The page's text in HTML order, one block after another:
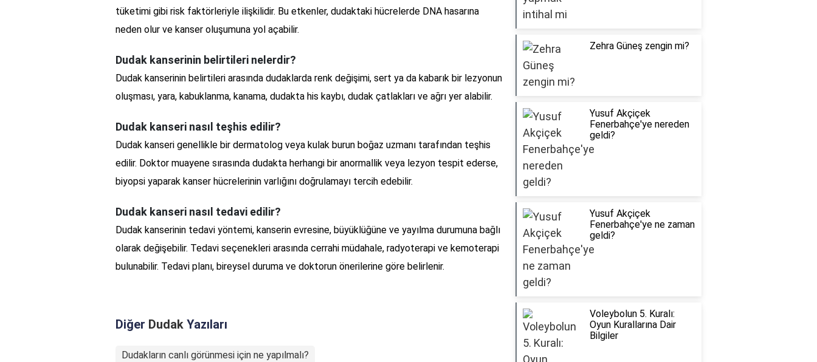
tüketimi gibi risk faktörleriyle ilişkilidir. Bu etkenler, dudaktaki hücrelerde DNA hasarına
neden olur ve kanser oluşumuna yol açabilir.
Dudak kanserinin belirtileri nelerdir?
Dudak kanserinin belirtileri arasında dudaklarda renk değişimi, sert ya da kabarık bir lezyonun
oluşması, yara, kabuklanma, kanama, dudakta his kaybı, dudak çatlakları ve ağrı yer alabilir.
Dudak kanseri nasıl teşhis edilir?
Dudak kanseri genellikle bir dermatolog veya kulak burun boğaz uzmanı tarafından teşhis
edilir. Doktor muayene sırasında dudakta herhangi bir anormallik veya lezyon tespit ederse,
biyopsi yaparak kanser hücrelerinin varlığını doğrulamayı tercih edebilir.
Dudak kanseri nasıl tedavi edilir?
Dudak kanserinin tedavi yöntemi, kanserin evresine, büyüklüğüne ve yayılma durumuna bağlı
olarak değişebilir. Tedavi seçenekleri arasında cerrahi müdahale, radyoterapi ve kemoterapi
bulunabilir. Tedavi planı, bireysel duruma ve doktorun önerilerine göre belirlenir.
Diğer Dudak Yazıları
Dudakların canlı görünmesi için ne yapılmalı?
Zehra Güneş zengin mi?
Yusuf Akçiçek
Fenerbahçe'ye nereden
geldi?
Yusuf Akçiçek
Fenerbahçe'ye ne zaman
geldi?
Voleybolun 5. Kuralı:
Oyun Kurallarına Dair
Bilgiler